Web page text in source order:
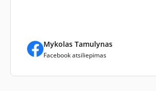
Mykolas Tamulynas
Facebook atsiliepimas